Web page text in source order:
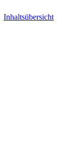
Inhaltsübersicht